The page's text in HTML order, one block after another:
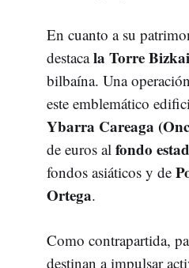
En cuanto a su
destacala Torre
bilbaína. Una
este emblemático
Ybarra Careaga
de euros al fondo
fondos asiáticos y de
Ortega.
Como contrapartida,
destinan a impulsar